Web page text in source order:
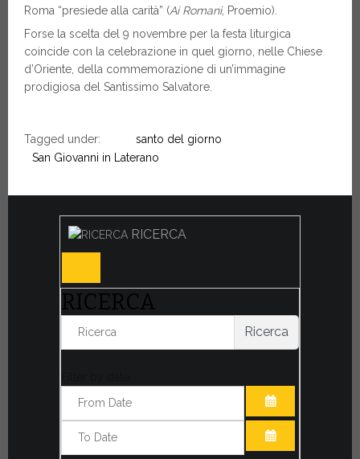
Roma “presiede alla carità” (Ai Romani, Proemio).
Forse la scelta del 9 novembre per la festa liturgica
coincide con la celebrazione in quel giorno, nelle Chiese
d’Oriente, della commemorazione di un’immagine
prodigiosa del Santissimo Salvatore.
Tagged under:
santo del giorno
San Giovanni in Laterano
RICERCA
RICERCA
Ricerca
APRI IL